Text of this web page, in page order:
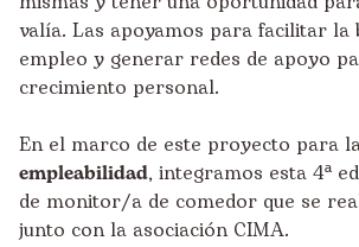
valía. Las apoyamos para facilitar la
empleo y generar redes de apoyo
crecimiento personal.
En el marco de este proyecto para
empleabilidad, integramos esta 4ª
de monitor/a de comedor que se
junto con la asociación CIMA.